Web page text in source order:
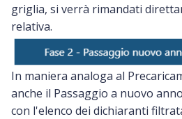
griglia, si verrà rimandati
relativa.
In maniera analoga al
anche il Passaggio a nuovo
con l'elenco dei dichiaranti